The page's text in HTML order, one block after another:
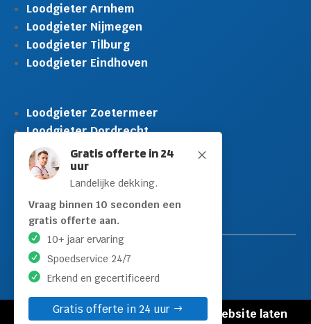
M
Gratis offerte in 24
uur
Landelijke dekking.
Vraag binnen 10 seconden een
gratis offerte aan.
10+ jaar ervaring
Spoedservice 24/7
Erkend en gecertificeerd
Gratis offerte in 24 uur
Loodgieter Arnhem
Loodgieter Nijmegen
Loodgieter Tilburg
Loodgieter Eindhoven
Loodgieter Zoetermeer
Loodgieter Dordrecht
Loodgieter Rijswijk
Loodgieter Schiedam
Loodgieter Leidschendam
Loodgieter Hilversum
© Copyright Loodgieters Kwartier |
Website laten